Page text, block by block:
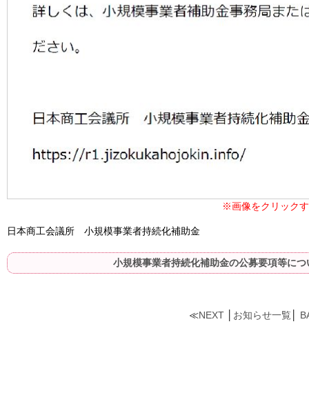
※画像をクリック
日本商工会議所 小規模事業者持続化補助金
小規模事業者持続化補助金の公募要項等に
≪NEXT お知らせ一覧